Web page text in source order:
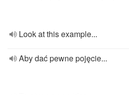
Look at this example...
Aby dać pewne pojęcie...